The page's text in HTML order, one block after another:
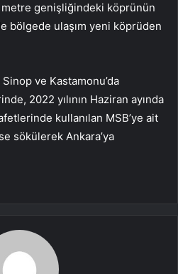
genişliğindeki köprünün
bölgede ulaşım yeni köprüden
ve Kastamonu’da
2022 yılının Haziran ayında
kullanılan MSB’ye ait
sökülerek Ankara’ya